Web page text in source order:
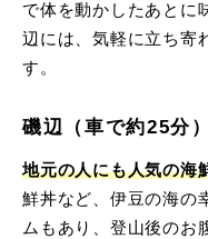
で体を動かしたあとに
辺には、気軽に立ち寄
す。
磯辺（車で約25分）
地元の人にも人気の海
鮮丼など、伊豆の海の
ムもあり、登山後のお